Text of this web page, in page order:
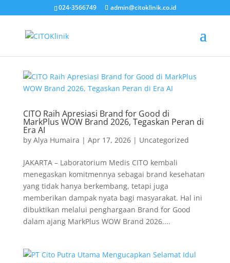
024-3566749 admin@citoklinik.co.id
CITO Raih Apresiasi Brand for Good di
MarkPlus WOW Brand 2026, Tegaskan Peran di
Era AI
by Alya Humaira | Apr 17, 2026| Uncategorized
JAKARTA – Laboratorium Medis CITO kembali
menegaskan komitmennya sebagai brand kesehatan
yang tidak hanya berkembang, tetapi juga
memberikan dampak nyata bagi masyarakat. Hal ini
dibuktikan melalui penghargaan Brand for Good
dalam ajang MarkPlus WOW Brand 2026....